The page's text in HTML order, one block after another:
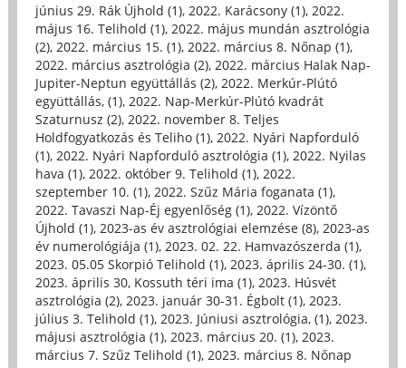
június 29. Rák Újhold (1), 2022. Karácsony (1), 2022.
május 16. Telihold (1), 2022. május mundán asztrológia
(2), 2022. március 15. (1), 2022. március 8. Nőnap (1),
2022. március asztrológia (2), 2022. március Halak Nap-
Jupiter-Neptun együttállás (2), 2022. Merkúr-Plútó
együttállás, (1), 2022. Nap-Merkúr-Plútó kvadrát
Szaturnusz (2), 2022. november 8. Teljes
Holdfogyatkozás és Teliho (1), 2022. Nyári Napforduló
(1), 2022. Nyári Napforduló asztrológia (1), 2022. Nyilas
hava (1), 2022. október 9. Telihold (1), 2022.
szeptember 10. (1), 2022. Szűz Mária foganata (1),
2022. Tavaszi Nap-Éj egyenlőség (1), 2022. Vízöntő
Újhold (1), 2023-as év asztrológiai elemzése (8), 2023-as
év numerológiája (1), 2023. 02. 22. Hamvazószerda (1),
2023. 05.05 Skorpió Telihold (1), 2023. április 24-30. (1),
2023. április 30, Kossuth téri ima (1), 2023. Húsvét
asztrológia (2), 2023. január 30-31. Égbolt (1), 2023.
július 3. Telihold (1), 2023. Júniusi asztrológia, (1), 2023.
májusi asztrológia (1), 2023. március 20. (1), 2023.
március 7. Szűz Telihold (1), 2023. március 8. Nőnap